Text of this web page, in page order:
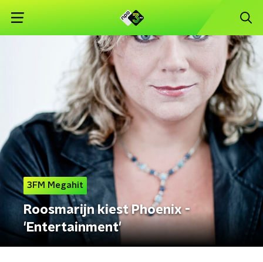
3FM Megahit
Roosmarijn kiest Phoenix -
'Entertainment'